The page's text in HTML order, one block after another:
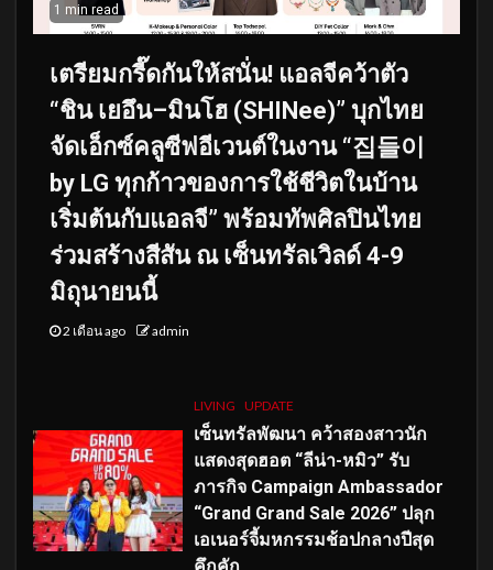
1 min read
เตรียมกรี๊ดกันให้สนั่น! แอลจีคว้าตัว
“ชิน เยอึน–มินโฮ (SHINee)” บุกไทย
จัดเอ็กซ์คลูซีฟอีเวนต์ในงาน “집들이
by LG ทุกก้าวของการใช้ชีวิตในบ้าน
เริ่มต้นกับแอลจี” พร้อมทัพศิลปินไทย
ร่วมสร้างสีสัน ณ เซ็นทรัลเวิลด์ 4-9
มิถุนายนนี้
2 เดือน ago admin
LIVING UPDATE
เซ็นทรัลพัฒนา คว้าสองสาวนัก
แสดงสุดฮอต “ลีน่า-หมิว” รับ
ภารกิจ Campaign Ambassador
“Grand Grand Sale 2026” ปลุก
เอเนอร์จี้มหกรรมช้อปกลางปีสุด
คึกคัก